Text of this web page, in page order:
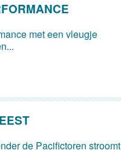
met een vleugje
de Pacifictoren stroomt